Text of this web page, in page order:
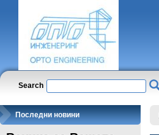
Search
Последни новини